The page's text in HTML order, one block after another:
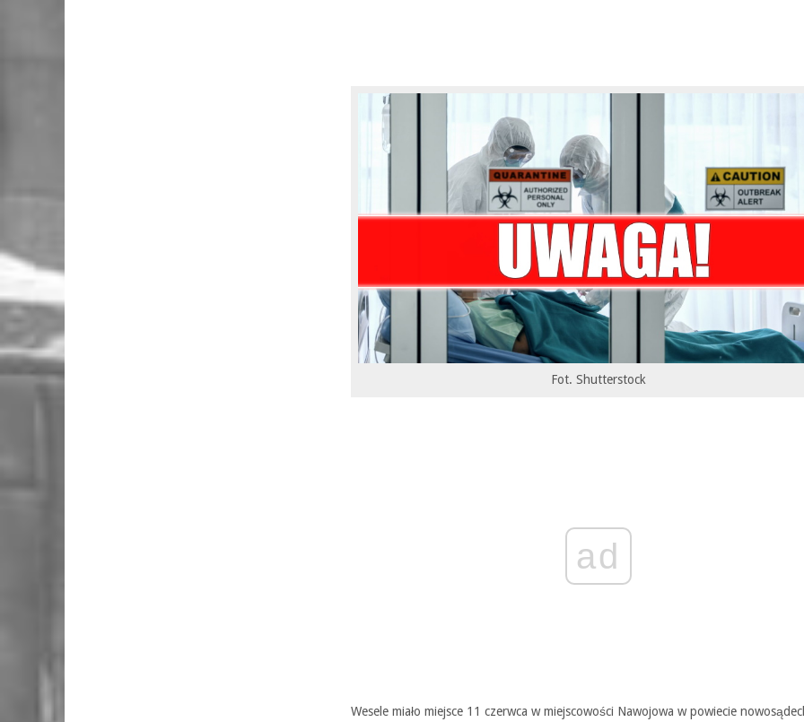
Fot. Shutterstock
ad
Wesele miało miejsce 11 czerwca w miejscowości Nawojowa w powiecie